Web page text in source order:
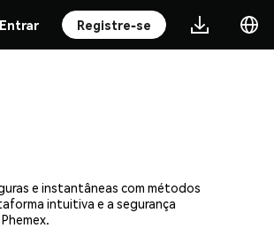
Entrar Registre-se
e instantâneas com métodos
intuitiva e a segurança